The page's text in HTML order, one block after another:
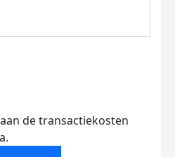
de transactiekosten